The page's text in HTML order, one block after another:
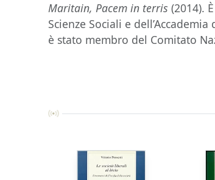
Maritain, Pacem in terris (2014).
Scienze Sociali e
è stato membro del Comitato